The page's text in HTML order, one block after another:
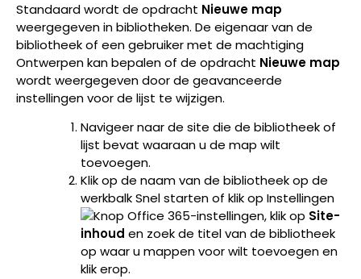
Standaard wordt de opdracht Nieuwe map
weergegeven in bibliotheken. De eigenaar van de
bibliotheek of een gebruiker met de machtiging
Ontwerpen kan bepalen of de opdracht Nieuwe map
wordt weergegeven door de geavanceerde
instellingen voor de lijst te wijzigen.
Navigeer naar de site die de bibliotheek of
lijst bevat waaraan u de map wilt
toevoegen.
Klik op de naam van de bibliotheek op de
werkbalk Snel starten of klik op Instellingen
, klik op Site-
inhoud en zoek de titel van de bibliotheek
op waar u mappen voor wilt toevoegen en
klik erop.